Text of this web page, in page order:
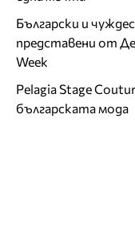
Български и
представени от
Week
Pelagia Stage
българската мода